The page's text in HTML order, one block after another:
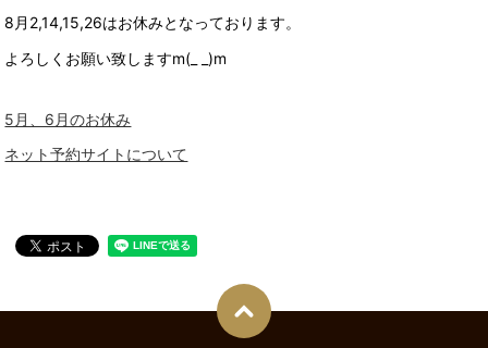
8月2,14,15,26はお休みとなっております。
よろしくお願い致しますm(_ _)m
5月、6月のお休み
ネット予約サイトについて